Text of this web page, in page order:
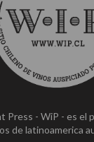
Press - WiP - es el
de latinoamerica